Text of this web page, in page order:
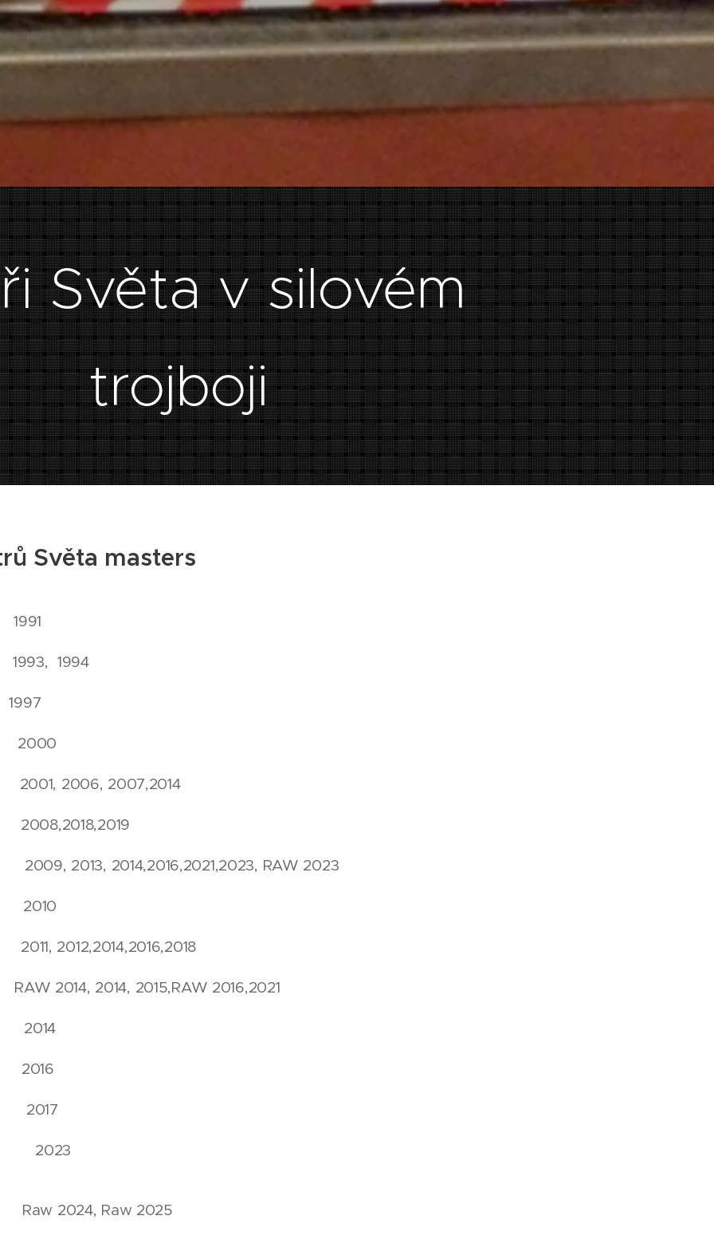
Světa v silovém
trojboji
Světa masters
1994
2006, 2007,2014
2013, 2014,2016,2021,2023, RAW 2023
2010
2012,2014,2016,2018
2014, 2014, 2015,RAW 2016,2021
2014
2016
2017
2023
2024, Raw 2025